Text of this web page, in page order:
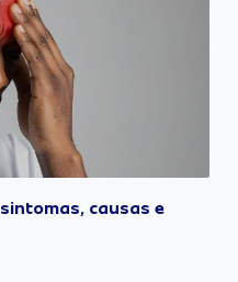
causas e